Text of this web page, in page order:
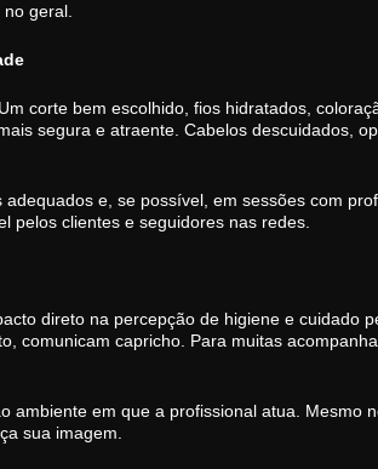
geral.
corte bem escolhido, fios hidratados,
segura e atraente. Cabelos descuidados,
e, se possível, em sessões com
pelos clientes e seguidores nas redes.
direto na percepção de higiene e cuidado
comunicam capricho. Para muitas
ambiente em que a profissional atua. Mesmo
sua imagem.